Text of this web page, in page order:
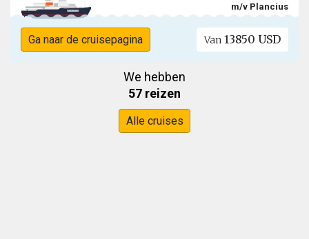
m/v Plancius
Ga naar de cruisepagina Van 13850 USD
We hebben
57 reizen
Alle cruises